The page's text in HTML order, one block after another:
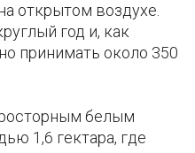
открытом воздухе.
год и, как
принимать около 350
белым
1,6 гектара, где